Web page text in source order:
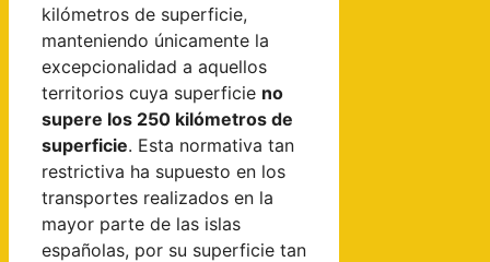
kilómetros de superficie,
manteniendo únicamente la
excepcionalidad a aquellos
territorios cuya superficie no
supere los 250 kilómetros de
superficie. Esta normativa tan
restrictiva ha supuesto en los
transportes realizados en la
mayor parte de las islas
españolas, por su superficie tan